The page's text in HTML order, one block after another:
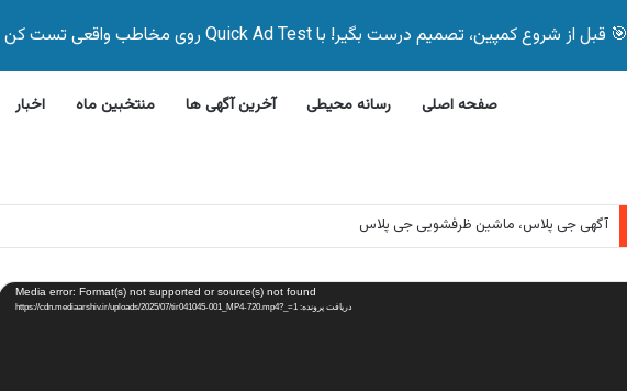
🎯 قبل از شروع کمپین، تصمیم درست بگیر! با Quick Ad Test روی مخاطب واقعی تست کن ✅
صفحه اصلی رسانه محیطی آخرین آگهی ها منتخبین ماه اخبار
آگهی جی پلاس، ماشین ظرفشویی جی پلاس
Media error: Format(s) not supported or source(s) not found
دریافت پرونده: https://cdn.mediaarshiv.ir/uploads/2025/07/tir041045-001_MP4-720.mp4?_=1